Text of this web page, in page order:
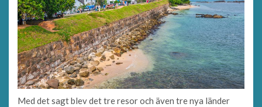
Med det sagt blev det tre resor och även tre nya länder